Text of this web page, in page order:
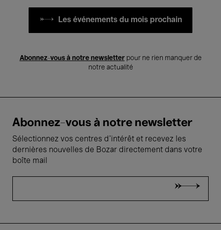
Les événements du mois prochain
Abonnez-vous à notre newsletterpour ne rien manquer de
notre actualité
Abonnez-vous à notre newsletter
Sélectionnez vos centres d'intérêt et recevez les
dernières nouvelles de Bozar directement dans votre
boîte mail